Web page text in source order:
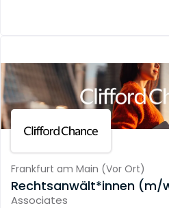
Frankfurt am Main (Vor Ort)
Rechtsanwält*innen (m/
Associates